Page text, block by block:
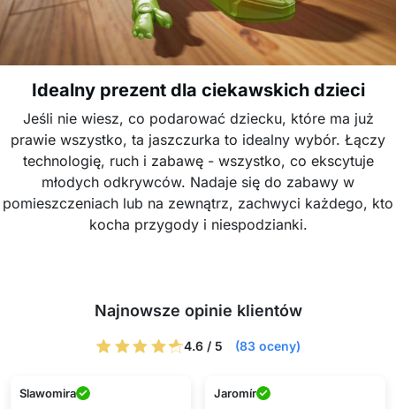
Idealny prezent dla ciekawskich dzieci
Jeśli nie wiesz, co podarować dziecku, które ma już
prawie wszystko, ta jaszczurka to idealny wybór. Łączy
technologię, ruch i zabawę - wszystko, co ekscytuje
młodych odkrywców. Nadaje się do zabawy w
pomieszczeniach lub na zewnątrz, zachwyci każdego, kto
kocha przygody i niespodzianki.
Najnowsze opinie klientów
4.6 / 5 (83 oceny)
Slawomira Jaromír